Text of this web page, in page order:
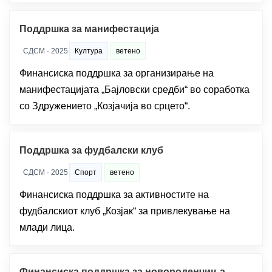
Поддршка за манифестација
СДСМ · 2025 Култура ветено
Финансиска поддршка за организирање на
манифестацијата „Бајловски средби“ во соработка
со Здружението „Козјачија во срцето“.
Поддршка за фудбалски клуб
СДСМ · 2025 Спорт ветено
Финансиска поддршка за активностите на
фудбалскиот клуб „Козјак“ за привлекување на
млади лица.